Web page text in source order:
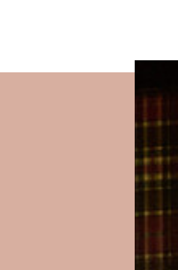
Footer springen